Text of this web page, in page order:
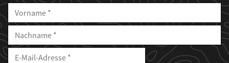
Vorname
Nachname
E-
Mailadresse
E-